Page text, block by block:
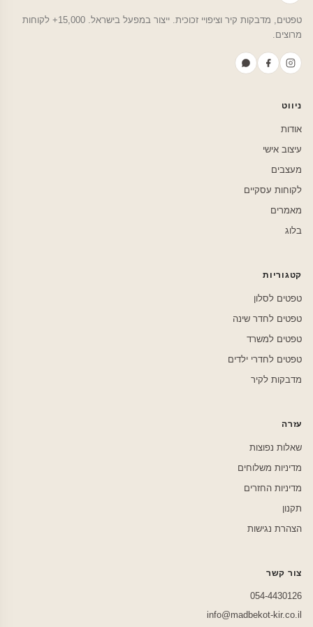
טפטים, מדבקות קיר וציפויי זכוכית. ייצור במפעל בישראל. 15,000+ לקוחות
מרוצים.
ניווט
אודות
עיצוב אישי
מעצבים
לקוחות עסקיים
מאמרים
בלוג
קטגוריות
טפטים לסלון
טפטים לחדר שינה
טפטים למשרד
טפטים לחדרי ילדים
מדבקות לקיר
עזרה
שאלות נפוצות
מדיניות משלוחים
מדיניות החזרים
תקנון
הצהרת נגישות
צור קשר
054-4430126
info@madbekot-kir.co.il